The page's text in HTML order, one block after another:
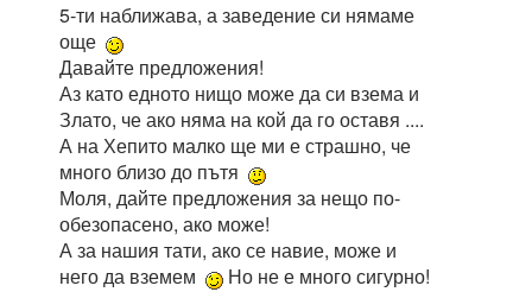
5-ти наближава, а заведение си нямаме
още
Давайте предложения!
Аз като едното нищо може да си взема и
Злато, че ако няма на кой да го оставя ....
А на Хепито малко ще ми е страшно, че
много близо до пътя
Моля, дайте предложения за нещо по-
обезопасено, ако може!
А за нашия тати, ако се навие, може и
него да вземем
Но не е много сигурно!